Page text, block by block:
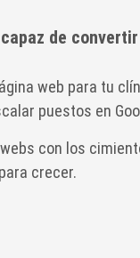
de convertir
web para tu
puestos en
con los
crecer.